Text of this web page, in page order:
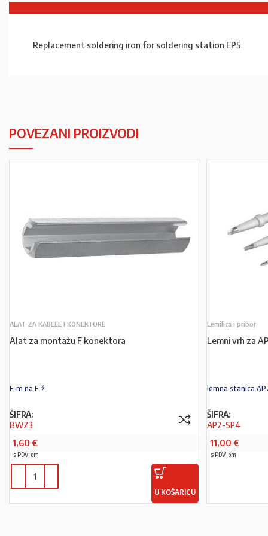
Replacement soldering iron for soldering station EP5
POVEZANI PROIZVODI
ALAT ZA KABELE I KONEKTORE
Alat za montažu F konektora
F-m na F-ž
ŠIFRA:
BWZ3
1,60 €
s PDV-om
U KOŠARICU
Lemilica i pribor
Lemni vrh za
lemna stanica
ŠIFRA:
AP2-SP4
11,00 €
s PDV-om